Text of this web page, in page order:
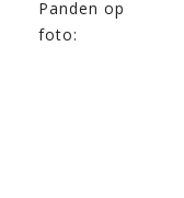
Panden op
foto: